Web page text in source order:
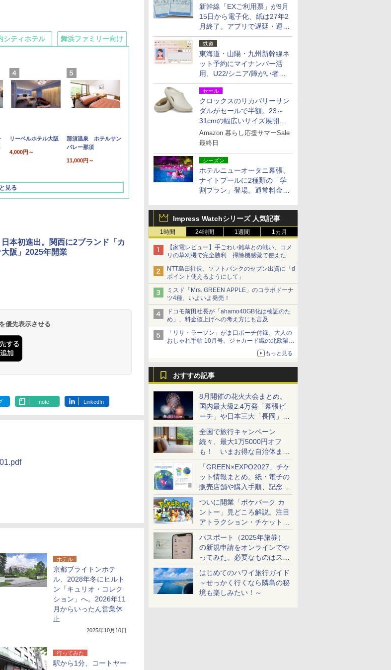
新幹線「EXご利用票」が9月
15日から電子化、紙は27年2
月終了。アプリで遅延・運休
も確認可能に
鉄道
東海道・山陽・九州新幹線ネ
ット予約にマイナンバー活
用、U22/シニア/障がい者割
を9月15日から発売
セール
クロックスのリカバリーサン
ダルがセールで半額。23～
31cmの幅広いサイズ展開、
独自のクッション素材を採用
Amazon 暮らし応援サマーSale
最終日
シーズン
ホテルニューオータニ幕張、
ナイトプールに2種類の「学
割プラン」登場。通常料金の
Impress Watchシリーズ 人気記事
1時間 24時間 1週間 1カ月
【家電レビュー】手ごわい雑草との戦い、コメ
リの草刈機で完全勝利 掃除機感覚で使えた
NTT島田社長、ソフトバンクのセブン出資に「d
ポイント使えるようにして」
ミスド「Mrs. GREEN APPLE」のコラボドーナ
ツ4種、いよいよ発売！
ドコモ前田社長が「ahamo40GB化は検証のた
め」、料金値上げへの考え方にも言及
「リサ・ラーソン」がま口ポーチ付録、大人の
おしゃれ手帖 10月号。ジャカード織の北欧猫デ
もっと見る
おすすめ記事
8月開催の花火大会まとめ。
国内最大級2.4万発「幕張ビ
ーチ」や日本三大「長岡」な
ど大型イベント目白押し！
全国で旅行キャンペーン
続々、最大1万5000円オフ
も！ いまお得な自治体まと
め
「GREEN×EXPO2027」チケ
ット情報まとめ。紙・電子の
販売店舗や購入手順、記念チ
ケットも解説
ついに開業「ポケパーク カ
ントー」見どころ解説。注目
アトラクション・チケット手
配・来場前に必要な準備は？
パスポート（2025年旅券）
の新規申請をオンラインでや
ってみた。必要なものはスマ
ホとマイナカードのみ
はじめてのハワイ旅行ガイド
～せっかく行くなら隣島の秘
境も楽しみたい！～
リーベルホテル大阪
4,000円～
那須温泉 ホテルサン
バレー那須
11,000円～
見る
シティホテル 舞浜ファミリー向け
本初進出。関西に2ブランド「カ
阪」2025年開業
優先表示させる
note LinkedIn
ホテル
京都ブライトンホテ
ル、2028年冬にヒルト
ン「キュリオ・コレク
ション」へ。2026年11
月からいったん営業休
止
2025年10月10日
行ってみた
駅から1分、コートヤー